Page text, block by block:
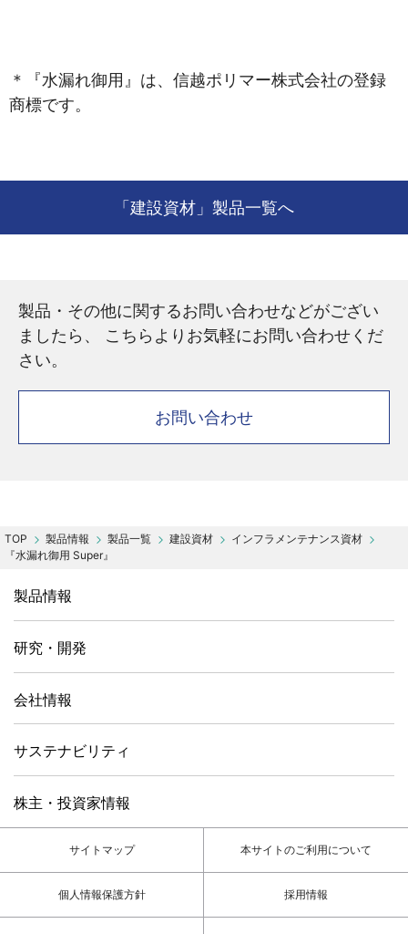
＊『水漏れ御用』は、信越ポリマー株式会社の登録
商標です。
「建設資材」製品一覧へ
製品・その他に関するお問い合わせなどがござい
ましたら、 こちらよりお気軽にお問い合わせくだ
さい。
お問い合わせ
製品情報 製品一覧 建設資材
インフラメンテナンス資材
『水漏れ御用 Super』
製品情報
研究・開発
会社情報
サステナビリティ
株主・投資家情報
サイトマップ 本サイトのご利用について
個人情報保護方針 採用情報